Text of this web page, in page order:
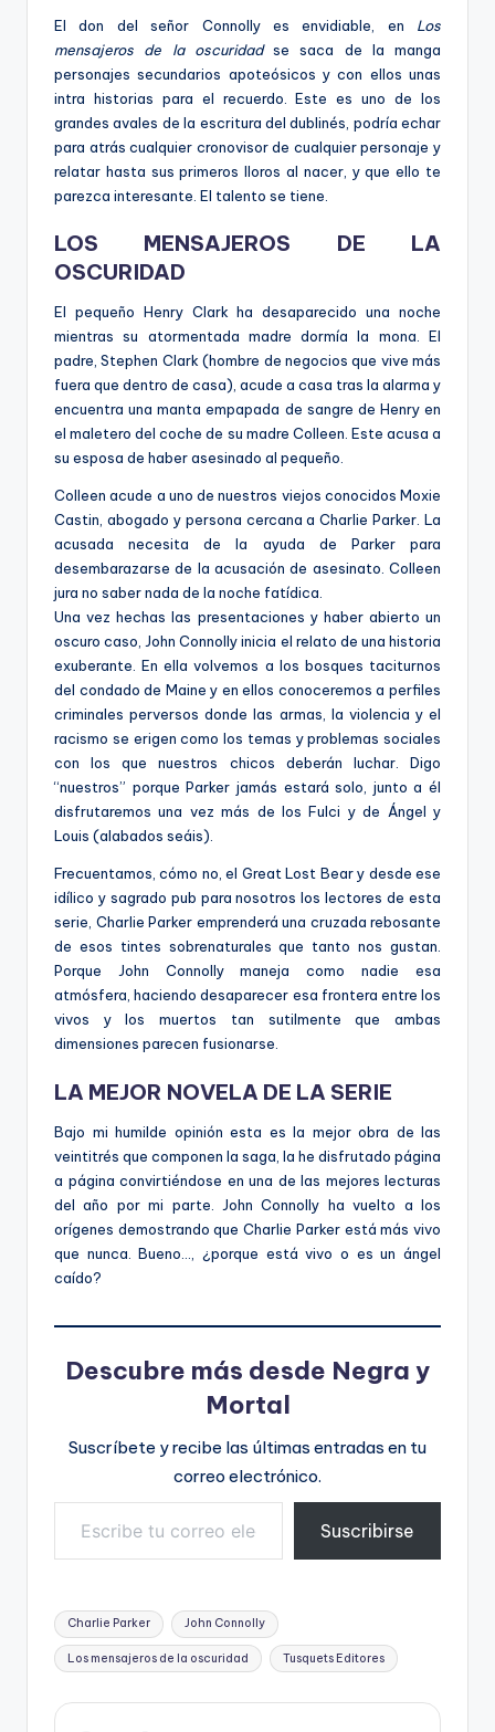
El don del señor Connolly es envidiable, en Los
mensajeros de la oscuridadse saca de la manga
personajes secundarios apoteósicos y con ellos unas
intra historias para el recuerdo. Este es uno de los
grandes avales de la escritura del dublinés, podría echar
para atrás cualquier cronovisor de cualquier personaje y
relatar hasta sus primeros lloros al nacer, y que ello te
parezca interesante. El talento se tiene.
LOS MENSAJEROS DE LA
OSCURIDAD
El pequeño Henry Clark ha desaparecido una noche
mientras su atormentada madre dormía la mona. El
padre, Stephen Clark (hombre de negocios que vive más
fuera que dentro de casa), acude a casa tras la alarma y
encuentra una manta empapada de sangre de Henry en
el maletero del coche de su madre Colleen. Este acusa a
su esposa de haber asesinado al pequeño.
Colleen acude a uno de nuestros viejos conocidos Moxie
Castin, abogado y persona cercana a Charlie Parker. La
acusada necesita de la ayuda de Parker para
desembarazarse de la acusación de asesinato. Colleen
jura no saber nada de la noche fatídica.
Una vez hechas las presentaciones y haber abierto un
oscuro caso, John Connolly inicia el relato de una historia
exuberante. En ella volvemos a los bosques taciturnos
del condado de Maine y en ellos conoceremos a perfiles
criminales perversos donde las armas, la violencia y el
racismo se erigen como los temas y problemas sociales
con los que nuestros chicos deberán luchar. Digo
“nuestros” porque Parker jamás estará solo, junto a él
disfrutaremos una vez más de los Fulci y de Ángel y
Louis (alabados seáis).
Frecuentamos, cómo no, el Great Lost Bear y desde ese
idílico y sagrado pub para nosotros los lectores de esta
serie, Charlie Parker emprenderá una cruzada rebosante
de esos tintes sobrenaturales que tanto nos gustan.
Porque John Connolly maneja como nadie esa
atmósfera, haciendo desaparecer esa frontera entre los
vivos y los muertos tan sutilmente que ambas
dimensiones parecen fusionarse.
LA MEJOR NOVELA DE LA SERIE
Bajo mi humilde opinión esta es la mejor obra de las
veintitrés que componen la saga, la he disfrutado página
a página convirtiéndose en una de las mejores lecturas
del año por mi parte. John Connolly ha vuelto a los
orígenes demostrando que Charlie Parker está más vivo
que nunca. Bueno…, ¿porque está vivo o es un ángel
caído?
Descubre más desde Negra y
Mortal
Suscríbete y recibe las últimas entradas en tu
correo electrónico.
Escribe tu correo electrónico…
Suscribirse
Etiquetas:
Charlie Parker John Connolly
Los mensajeros de la oscuridad Tusquets Editores